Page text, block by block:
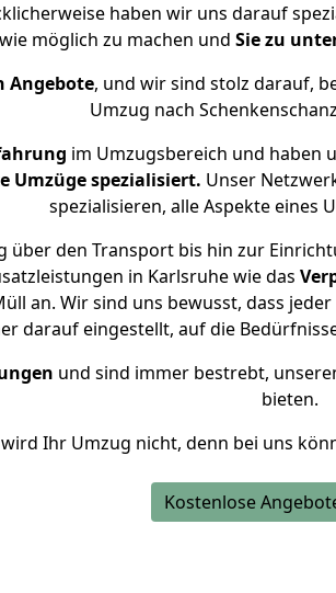
haben wir uns darauf
möglich zu machen und Sie zu
Angebote, und wir sind stolz darauf,
Umzug nach
im Umzugsbereich und haben
Umzüge spezialisiert. Unser
spezialisieren, alle Aspekte eines
über den Transport bis hin zur
in Karlsruhe wie das
an. Wir sind uns bewusst, dass
darauf eingestellt, auf die
und sind immer bestrebt,
bieten.
Ihr Umzug nicht, denn bei uns
Kostenlose